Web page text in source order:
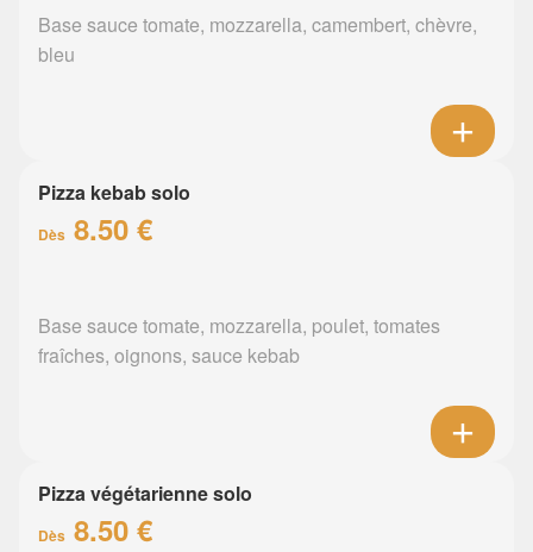
Base sauce tomate, mozzarella, camembert, chèvre,
bleu
Pizza kebab solo
Dès 8.50 €
Base sauce tomate, mozzarella, poulet, tomates
fraîches, oignons, sauce kebab
Pizza végétarienne solo
Dès 8.50 €